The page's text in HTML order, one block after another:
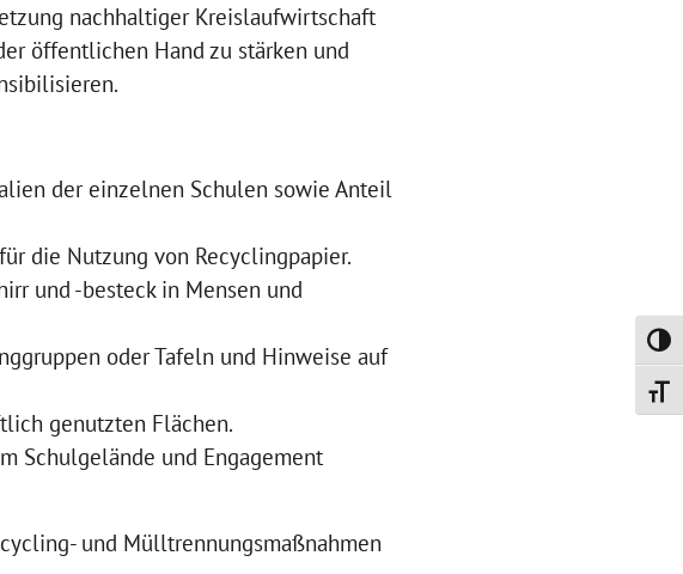
nachhaltiger Kreislaufwirtschaft
öffentlichen Hand zu stärken und
der einzelnen Schulen sowie Anteil
die Nutzung von Recyclingpapier.
und -besteck in Mensen und
oder Tafeln und Hinweise auf
genutzten Flächen.
Schulgelände und Engagement
und Mülltrennungsmaßnahmen